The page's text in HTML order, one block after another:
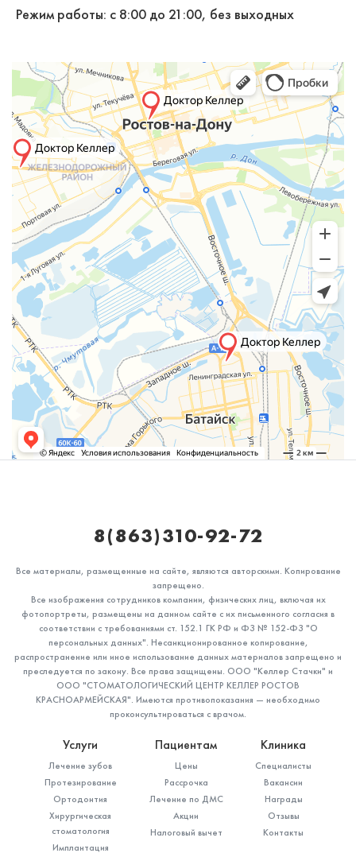
Режим работы: с 8:00 до 21:00, без выходных
8(863)310-92-72
Все материалы, размещенные на сайте, являются авторскими. Копирование
запрещено.
Все изображения сотрудников компании, физических лиц, включая их
фотопортреты, размещены на данном сайте с их письменного согласия в
соответствии с требованиями ст. 152.1 ГК РФ и ФЗ № 152-ФЗ "О
персональных данных". Несанкционированное копирование,
распространение или иное использование данных материалов запрещено и
преследуется по закону. Все права защищены. ООО "Келлер Стачки" и
ООО "СТОМАТОЛОГИЧЕСКИЙ ЦЕНТР КЕЛЛЕР РОСТОВ
КРАСНОАРМЕЙСКАЯ". Имеются противопоказания — необходимо
проконсультироваться с врачом.
Услуги
Лечение зубов
Протезирование
Ортодонтия
Хирургическая
стоматология
Имплантация
Пациентам
Цены
Рассрочка
Лечение по ДМС
Акции
Налоговый вычет
Клиника
Специалисты
Вакансии
Награды
Отзывы
Контакты